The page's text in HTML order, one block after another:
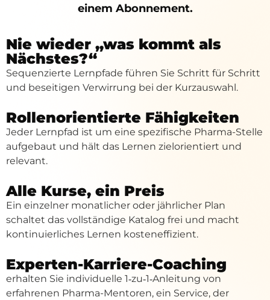
einem Abonnement.
Nie wieder „was kommt als
Nächstes?“
Sequenzierte Lernpfade führen Sie Schritt für Schritt
und beseitigen Verwirrung bei der Kurzauswahl.
Rollenorientierte Fähigkeiten
Jeder Lernpfad ist um eine spezifische Pharma-Stelle
aufgebaut und hält das Lernen zielorientiert und
relevant.
Alle Kurse, ein Preis
Ein einzelner monatlicher oder jährlicher Plan
schaltet das vollständige Katalog frei und macht
kontinuierliches Lernen kosteneffizient.
Experten-Karriere-Coaching
erhalten Sie individuelle 1‑zu‑1‑Anleitung von
erfahrenen Pharma-Mentoren, ein Service, der